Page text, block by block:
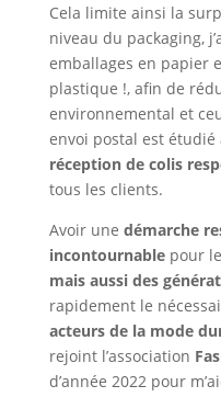
Cela limite ainsi la
niveau du packaging,
emballages en papier
plastique !, afin de
environnemental et
envoi postal est
réception de colis
tous les clients.
Avoir une démarche
incontournablepour le
mais aussi des
rapidement le
acteurs de la mode
rejoint l’association
d’année 2022 pour